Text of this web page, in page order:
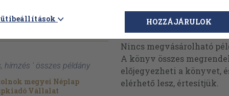
hímzés ' összes példány
megyei Néplap
Vállalat
Megvásárolható
Nincs megvásárolható
A könyv összes
előjegyezheti a könyvet,
elérhető lesz, értesítjük.
HOZZÁJÁRULOK